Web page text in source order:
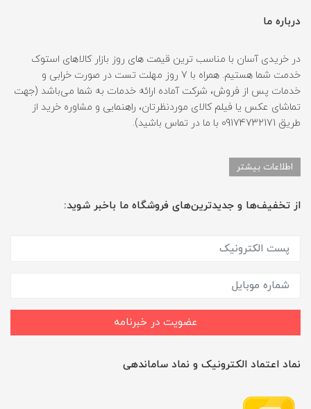
درباره ما
در خریدی آسان با مناسب ترین قیمت های روز بازار کالاهای استوک
خدمت شما هستیم. همراه با 7 روز مهلت تست در صورت خرابی و
خدمات پس از فروش، شرکت آماده ارائه خدمات به شما می‌باشد (جهت
تماشای عکس یا فیلم کالای موردنظرتان، راهنمایی و مشاوره خرید از
طریق 09174732171 با ما در تماس باشید).
اطلاعات بیشتر
از تخفیف‌ها و جدیدترین‌های فروشگاه ما باخبر شوید:
عضویت در خبرنامه
نماد اعتماد الکترونیک و نماد ساماندهی